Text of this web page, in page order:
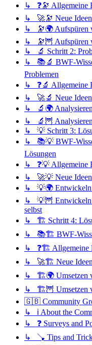
↳ ❓🔭 Allgemeine
↳ 🚀🔭 Neue Ideen
↳ 🔭🌍 Aufspüren
↳ 🔭🦉 Aufspüren
↳ 🔬 Schritt 2:
↳ 📚🔬 BWF-
Problemen
↳ ❓🔬 Allgemeine
↳ 🚀🔬 Neue Ideen
↳ 🔬🌍 Analysieren
↳ 🔬🦉 Analysieren
↳ 💡 Schritt 3:
↳ 📚💡 BWF-
Lösungen
↳ ❓💡 Allgemeine
↳ 🚀💡 Neue Ideen
↳ 💡🌍 Entwickeln
↳ 💡🦉 Entwickeln
selbst
↳ 🏗️ Schritt 4:
↳ 📚🏗️ BWF-
↳ ❓🏗️ Allgemeine
↳ 🚀🏗️ Neue Ideen
↳ 🏗️🌍 Umsetzen
↳ 🏗️🦉 Umsetzen
🇬🇧 Community
↳ ℹ️ About the
↳ ❓ Surveys and
↳ 🪠 Tips and